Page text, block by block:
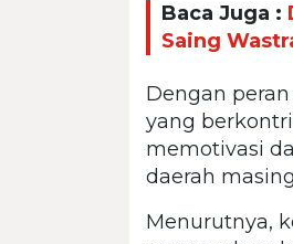
Baca Juga :
Saing
Dengan
yang
memotivasi
daerah
Menurutnya,